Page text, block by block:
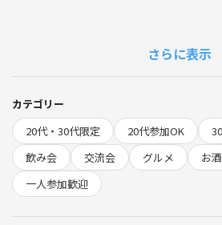
そんな方にぴったりの、ゆるっと飲み仲間
🌱サークルの雰囲気
・20〜30代が中心、飲み会好きはもちろん
い」などライトな動機の方も大歓迎！
・初参加・お1人様もリラックスできる雰囲
スタッフや常連メンバーがしっかりフォロ
・笑顔と会話が絶えない、アットホームで自
さらに表示
カテゴリー
20代・30代限定
20代参加OK
飲み会
交流会 グルメ お酒
一人参加歓迎